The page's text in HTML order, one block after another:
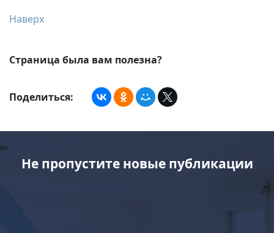
Наверх
Страница была вам полезна?
Поделиться:
Не пропустите новые публикации